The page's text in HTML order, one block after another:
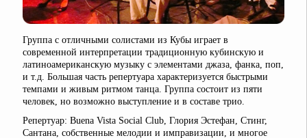
Группа с отличными солистами из Кубы играет в
современной интерпретации традиционную кубинскую и
латиноамериканскую музыку с элементами джаза, фанка, поп,
и т.д. Большая часть репертуара характеризуется быстрыми
темпами и живым ритмом танца. Группа состоит из пяти
человек, но возможно выступление и в составе трио.
Репертуар: Buena Vista Social Club, Глория Эстефан, Стинг,
Сантана, собственные мелодии и имправизации, и многое